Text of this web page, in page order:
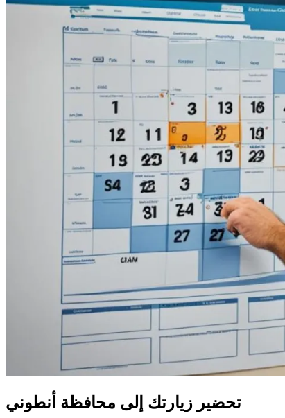
تحضير زيارتك إلى محافظة أنطوني